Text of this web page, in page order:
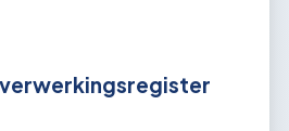
verwerkingsregister